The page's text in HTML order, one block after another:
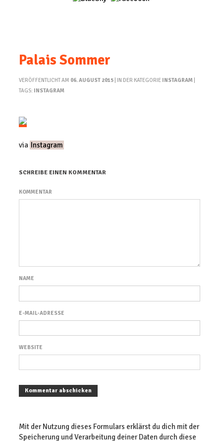
Palais Sommer
VERÖFFENTLICHT AM 06. AUGUST 2015 | IN DER KATEGORIE INSTAGRAM
TAGS: INSTAGRAM
via Instagram
SCHREIBE EINEN KOMMENTAR
KOMMENTAR
NAME
E-MAIL-ADRESSE
WEBSITE
Mit der Nutzung dieses Formulars erklärst du dich mit der
Speicherung und Verarbeitung deiner Daten durch diese